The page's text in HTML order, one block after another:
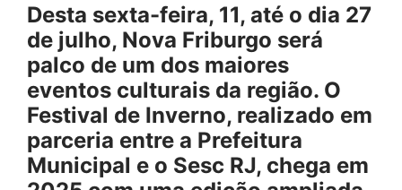
Desta sexta-feira, 11, até o dia 27
de julho, Nova Friburgo será
palco de um dos maiores
eventos culturais da região. O
Festival de Inverno, realizado em
parceria entre a Prefeitura
Municipal e o Sesc RJ, chega em